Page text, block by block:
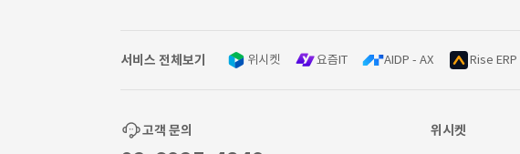
서비스 전체보기 위시켓 요즘IT AIDP - AX Rise ERP
고객 문의 위시켓